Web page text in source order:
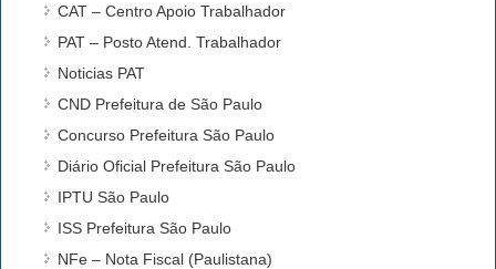
CAT – Centro Apoio Trabalhador
PAT – Posto Atend. Trabalhador
Noticias PAT
CND Prefeitura de São Paulo
Concurso Prefeitura São Paulo
Diário Oficial Prefeitura São Paulo
IPTU São Paulo
ISS Prefeitura São Paulo
NFe – Nota Fiscal (Paulistana)